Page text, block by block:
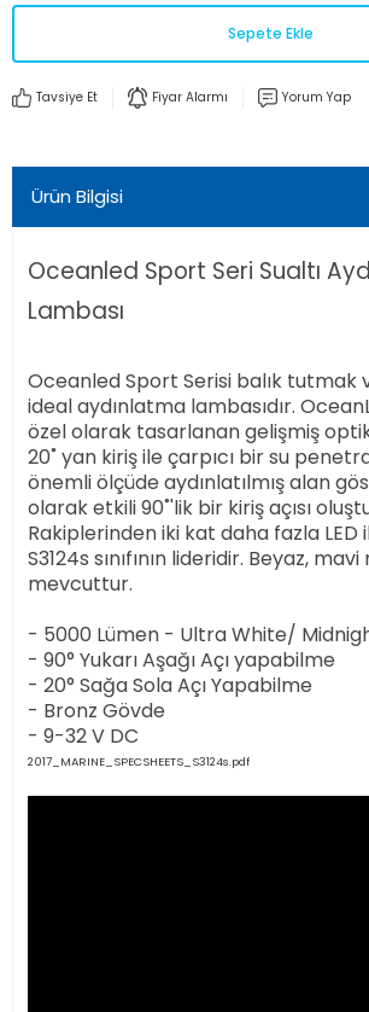
Sepete Ekle
Tavsiye Et Fiyar Alarmı Yorum Yap
Ürün Bilgisi
Oceanled Sport Seri Sualtı
Lambası
Oceanled Sport Serisi balık tutmak
ideal aydınlatma lambasıdır.
özel olarak tasarlanan gelişmiş
20˚ yan kiriş ile çarpıcı bir su
önemli ölçüde aydınlatılmış alan
olarak etkili 90˚'lik bir kiriş açısı
Rakiplerinden iki kat daha fazla LED
S3124s sınıfının lideridir. Beyaz,
mevcuttur.
- 5000 Lümen - Ultra White/
- 90° Yukarı Aşağı Açı yapabilme
- 20° Sağa Sola Açı Yapabilme
- Bronz Gövde
- 9-32 V DC
2017_MARINE_SPECSHEETS_S3124s.pdf